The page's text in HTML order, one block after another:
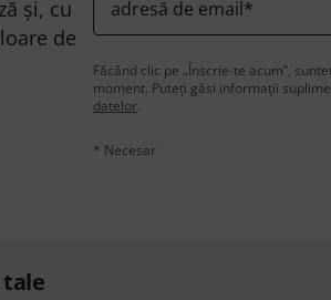
și, cu
de
adresă de email*
Făcând clic pe „Înscrie-te acum”,
moment. Puteți găsi informații
datelor.
* Necesar
tale